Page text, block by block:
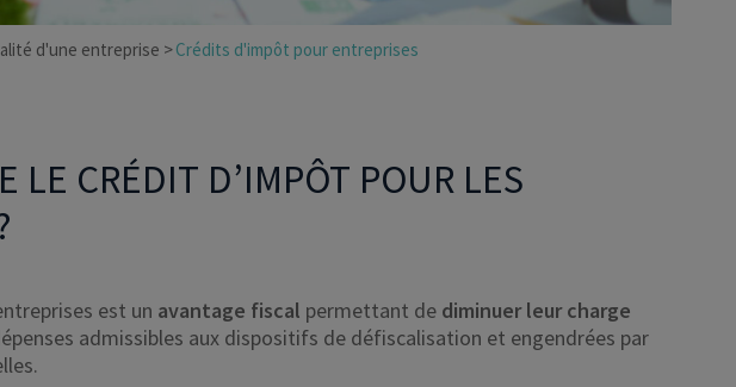
d'une entreprise Crédits d'impôt pour entreprises
LE CRÉDIT D’IMPÔT POUR LES
est un avantage fiscal permettant de diminuer leur charge
admissibles aux dispositifs de défiscalisation et engendrées par